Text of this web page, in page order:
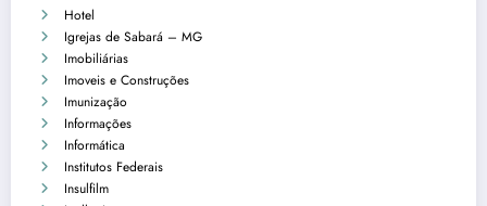
Hotel
Igrejas de Sabará – MG
Imobiliárias
Imoveis e Construções
Imunização
Informações
Informática
Institutos Federais
Insulfilm